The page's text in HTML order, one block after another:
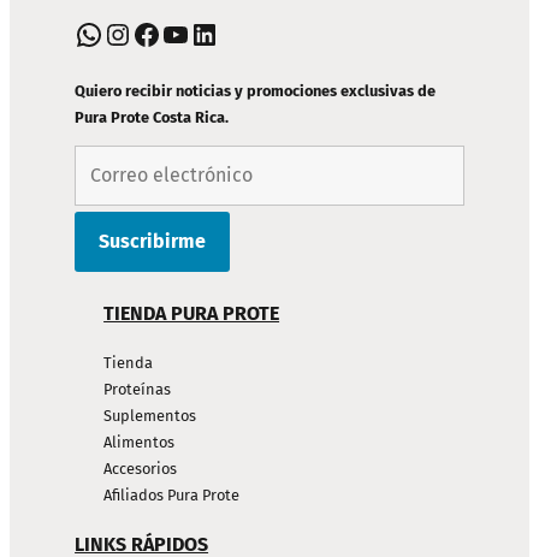
PIE
DE
PÁGINA
WhatsApp Instagram Facebook YouTube LinkedIn
Quiero recibir noticias y promociones exclusivas de
Pura Prote Costa Rica.
TIENDA PURA PROTE
Tienda
Proteínas
Suplementos
Alimentos
Accesorios
Afiliados Pura Prote
LINKS RÁPIDOS